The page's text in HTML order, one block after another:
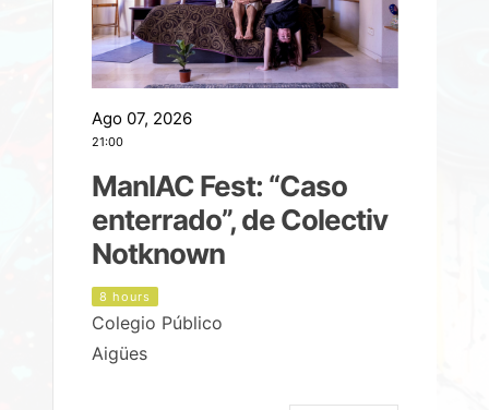
Ago 07, 2026
21:00
ManIAC Fest: “Caso
enterrado”, de Colectiv
Notknown
8 hours
Colegio Público
Aigües